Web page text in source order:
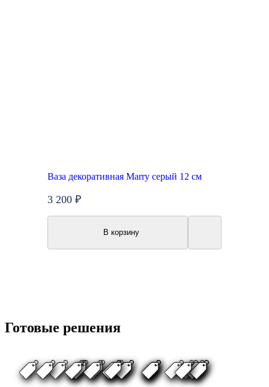
Ваза декоративная Marry серый 12 см
3 200 ₽
В корзину
Готовые решения